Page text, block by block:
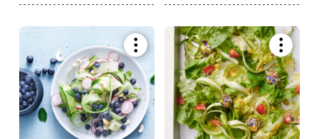
Bookmark
recipe
or
add
it
to
your
collections.
recipe
or
add
it
to
your